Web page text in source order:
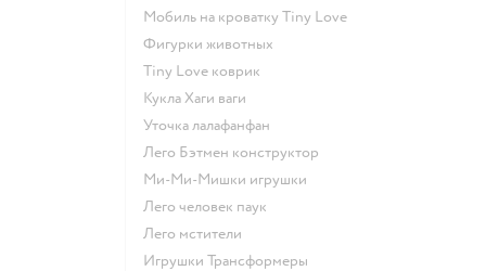
Мобиль на кроватку Tiny Love
Фигурки животных
Tiny Love коврик
Кукла Хаги ваги
Уточка лалафанфан
Лего Бэтмен конструктор
Ми-Ми-Мишки игрушки
Лего человек паук
Лего мстители
Игрушки Трансформеры